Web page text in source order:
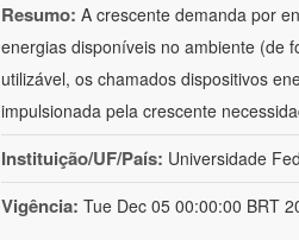
Resumo: A crescente demanda por
energias disponíveis no ambiente (de
utilizável, os chamados dispositivos
impulsionada pela crescente
Instituição/UF/País: Universidade
Vigência: Tue Dec 05 00:00:00 BRT